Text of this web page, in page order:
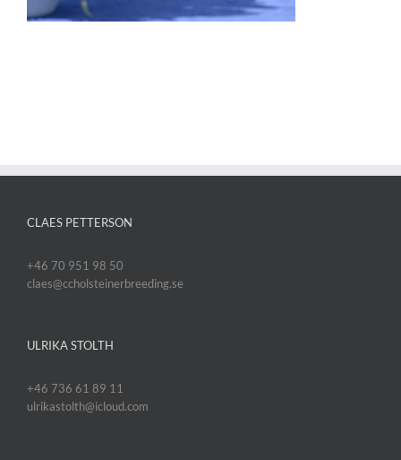
CLAES PETTERSON
+46 70 951 98 50
claes@ccholsteinerbreeding.se
ULRIKA STOLTH
+46 736 61 89 11
ulrikastolth@icloud.com